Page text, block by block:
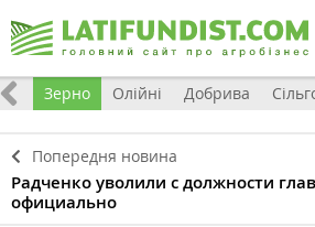
Світ Зерно Олійні Добрива
Попередня новина
Радченко уволили с должности
официально